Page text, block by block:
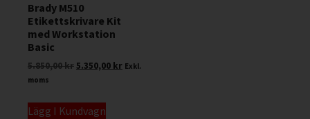
Brady M510
Etikettskrivare Kit
med Workstation
Basic
5.850,00kr5.350,00 kr Exkl.
moms
Lägg I Kundvagn